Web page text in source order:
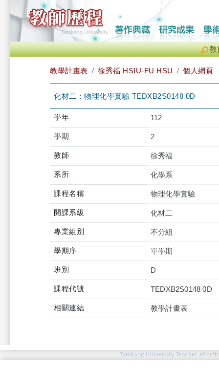
教
教學計畫表 徐秀福 HSIU-FU HSU 個人網頁
化材二：物理化學實驗 TEDXB2S0148 0D
學年 112
學期 2
教師 徐秀福
系所 化學系
課程名稱 物理化學實驗
開課系級 化材二
專業組別 不分組
學期序 單學期
班別 D
課程代號 TEDXB2S0148 0D
相關連結 教學計畫表
Tamkang University Teacher